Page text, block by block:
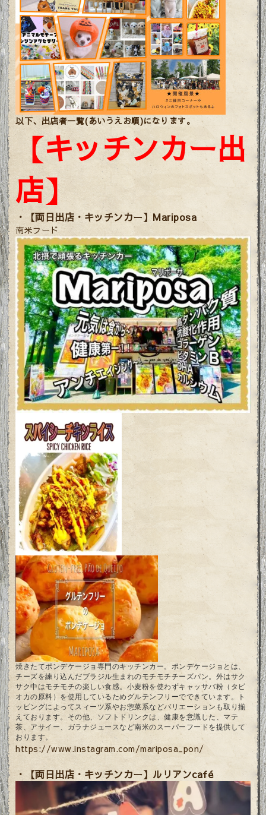
以下、出店者一覧(あいうえお順)になります。
【キッチンカー出
店】
・ 【両日出店・キッチンカー】Mariposa
南米フード
焼きたてポンデケージョ専門のキッチンカー。ポンデケージョとは、
チーズを練り込んだブラジル生まれのモチモチチーズパン。外はサク
サク中はモチモチの楽しい食感。小麦粉を使わずキャッサバ粉（タピ
オカの原料）を使用しているためグルテンフリーでできています。ト
ッピングによってスィーツ系やお惣菜系などバリエーションも取り揃
えております。その他、ソフトドリンクは、健康を意識した、マテ
茶、アサイー、ガラナジュースなど南米のスーパーフードを提供して
おります。
https://www.instagram.com/mariposa_pon/
・【両日出店・キッチンカー】ルリアンcafé